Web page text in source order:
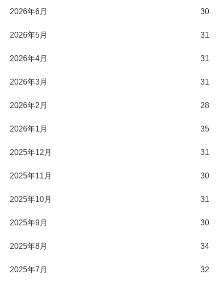
2026年6月 30
2026年5月 31
2026年4月 31
2026年3月 31
2026年2月 28
2026年1月 35
2025年12月 31
2025年11月 30
2025年10月 31
2025年9月 30
2025年8月 34
2025年7月 32